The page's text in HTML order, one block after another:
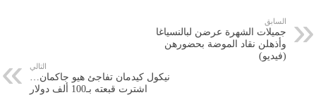
السابق
جميلات الشهرة عرضن لبالنسياغا
وأذهلن نقاد الموضة بحضورهن
(فيديو)
التالي
نيكول كيدمان تفاجئ هيو جاكمان…
اشترت قبعته بـ100 ألف دولار